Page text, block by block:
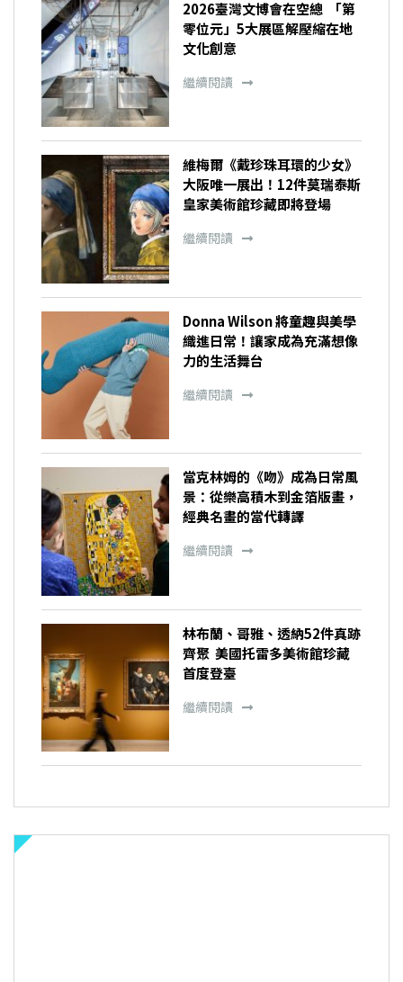
2026臺灣文博會在空總 「第
零位元」5大展區解壓縮在地
文化創意
繼續閱讀
維梅爾《戴珍珠耳環的少女》
大阪唯一展出！12件莫瑞泰斯
皇家美術館珍藏即將登場
繼續閱讀
Donna Wilson 將童趣與美學
織進日常！讓家成為充滿想像
力的生活舞台
繼續閱讀
當克林姆的《吻》成為日常風
景：從樂高積木到金箔版畫，
經典名畫的當代轉譯
繼續閱讀
林布蘭、哥雅、透納52件真跡
齊聚 美國托雷多美術館珍藏
首度登臺
繼續閱讀